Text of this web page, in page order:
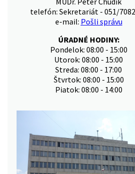
telefón: Sekretariát - 051/
e-mail: Pošli správu
ÚRADNÉ HODINY:
Pondelok: 08:00 - 15:00
Utorok: 08:00 - 15:00
Streda: 08:00 - 17:00
Štvrtok: 08:00 - 15:00
Piatok: 08:00 - 14:00